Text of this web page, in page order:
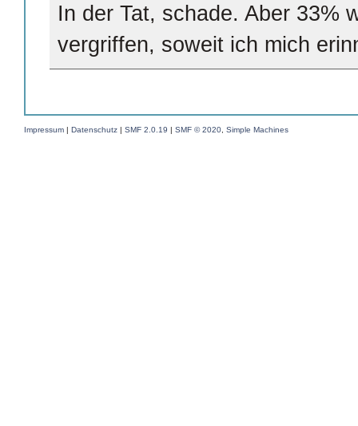
In der Tat, schade. Aber 33%
vergriffen, soweit ich mich
Impressum | Datenschutz | SMF 2.0.19 | SMF © 2020 Simple Machines